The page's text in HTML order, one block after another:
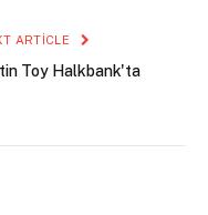
ARTICLE
Toy Halkbank'ta